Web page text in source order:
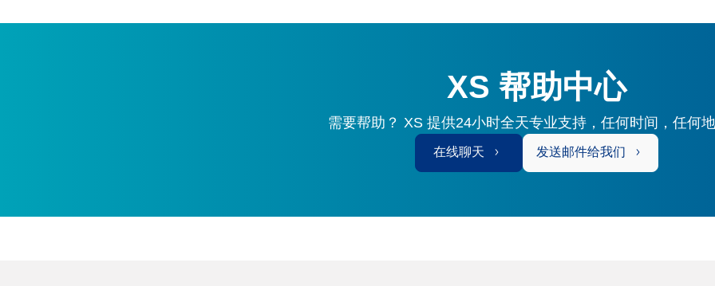
XS 帮助中心
需要帮助？ XS 提供24小时全天专业支持，任何时间，任何
在线聊天 发送邮件给我们